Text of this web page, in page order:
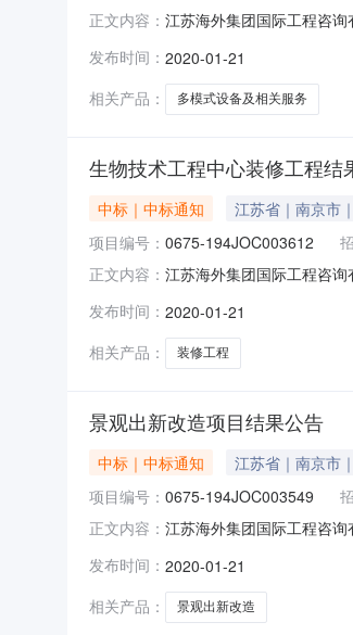
正文内容： 江苏海外集团国际工程咨
明：多模式设备及相关服
次招标联
发布时间： 2020-01-21
相关产品：
多模式设备及相关服务
生物技术工程中心装修工程结
中标｜中标通知
江苏省｜南京市
项目编号： 0675-194JOC003612
正文内容： 江苏海外集团国际工程咨
明：生物技术工程中心装
招标联系
发布时间： 2020-01-21
相关产品：
装修工程
景观出新改造项目结果公告
中标｜中标通知
江苏省｜南京市
项目编号： 0675-194JOC003549
正文内容： 江苏海外集团国际工程咨
项目三、评标信息：日期
苏海外集
发布时间： 2020-01-21
相关产品：
景观出新改造